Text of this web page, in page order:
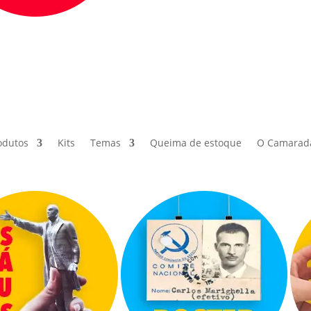
Kits Temas Queima de estoque O